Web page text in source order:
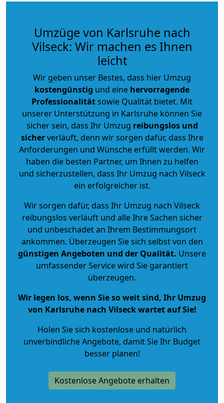
Umzüge von Karlsruhe nach
Vilseck: Wir machen es Ihnen
leicht
Wir geben unser Bestes, dass hier Umzug
kostengünstig und eine hervorragende
Professionalitätsowie Qualität bietet. Mit
unserer Unterstützung in Karlsruhe können Sie
sicher sein, dass Ihr Umzug reibungslos und
sicherverläuft, denn wir sorgen dafür, dass Ihre
Anforderungen und Wünsche erfüllt werden. Wir
haben die besten Partner, um Ihnen zu helfen
und sicherzustellen, dass Ihr Umzug nach Vilseck
ein erfolgreicher ist.
Wir sorgen dafür, dass Ihr Umzug nach Vilseck
reibungslos verläuft und alle Ihre Sachen sicher
und unbeschadet an Ihrem Bestimmungsort
ankommen. Überzeugen Sie sich selbst von den
günstigen Angeboten und der Qualität. Unsere
umfassender Service wird Sie garantiert
überzeugen.
Wir legen los, wenn Sie so weit sind, Ihr Umzug
von Karlsruhe nach Vilseck wartet auf Sie!
Holen Sie sich kostenlose und natürlich
unverbindliche Angebote, damit Sie Ihr Budget
besser planen!
Kostenlose Angebote erhalten